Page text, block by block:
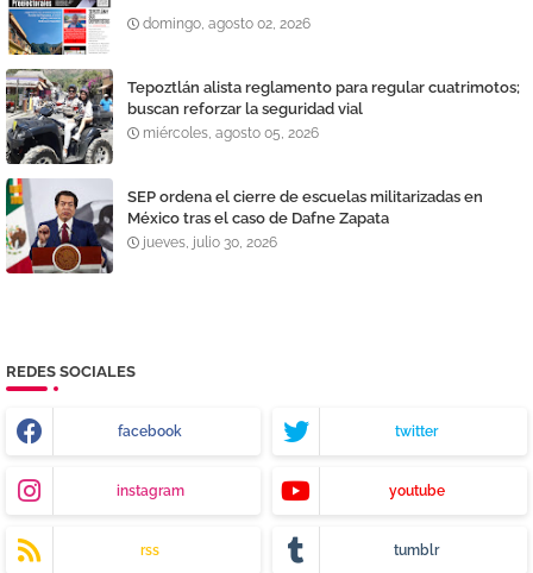
domingo, agosto 02, 2026
Tepoztlán alista reglamento para regular cuatrimotos;
buscan reforzar la seguridad vial
miércoles, agosto 05, 2026
SEP ordena el cierre de escuelas militarizadas en
México tras el caso de Dafne Zapata
jueves, julio 30, 2026
REDES SOCIALES
facebook twitter
instagram youtube
rss tumblr